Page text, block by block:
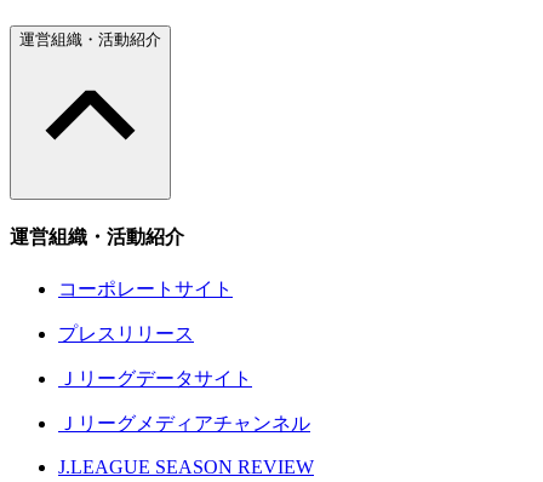
運営組織・活動紹介
運営組織・活動紹介
コーポレートサイト
プレスリリース
Ｊリーグデータサイト
Ｊリーグメディアチャンネル
J.LEAGUE SEASON REVIEW